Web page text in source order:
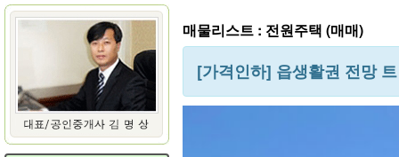
디
번
호
매물리스트 : 전원주택 (매매)
[가격인하] 읍생활권 전망